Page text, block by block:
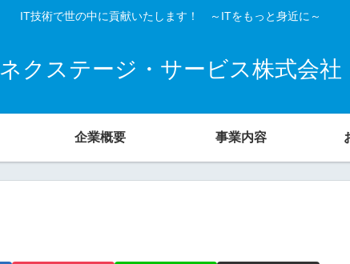
IT技術で世の中に貢献いたします！ ～ITをもっと身近に～
ネクステージ・サービス株式会社
企業概要 事業内容